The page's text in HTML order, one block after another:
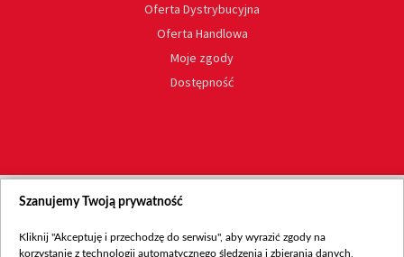
Oferta Dystrybucyjna
Oferta Handlowa
Moje zgody
Dostępność
Szanujemy Twoją prywatność
Kliknij "Akceptuję i przechodzę do serwisu", aby wyrazić zgody na
korzystanie z technologii automatycznego śledzenia i zbierania danych,